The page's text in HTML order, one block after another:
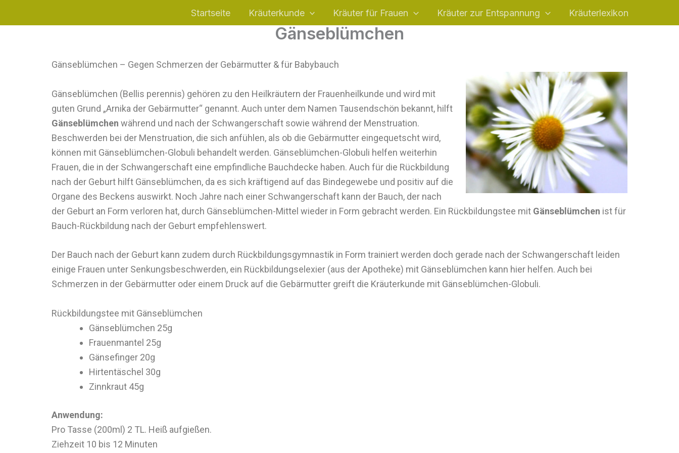
Startseite Kräuterkunde Kräuter für Frauen Kräuter zur Entspannung Kräuterlexikon
Gänseblümchen
Gänseblümchen – Gegen Schmerzen der Gebärmutter & für Babybauch
Gänseblümchen (Bellis perennis) gehören zu den Heilkräutern der Frauenheilkunde und wird mit
guten Grund „Arnika der Gebärmutter“ genannt. Auch unter dem Namen Tausendschön bekannt, hilft
Gänseblümchen während und nach der Schwangerschaft sowie während der Menstruation.
Beschwerden bei der Menstruation, die sich anfühlen, als ob die Gebärmutter eingequetscht wird,
können mit Gänseblümchen-Globuli behandelt werden. Gänseblümchen-Globuli helfen weiterhin
Frauen, die in der Schwangerschaft eine empfindliche Bauchdecke haben. Auch für die Rückbildung
nach der Geburt hilft Gänseblümchen, da es sich kräftigend auf das Bindegewebe und positiv auf die
Organe des Beckens auswirkt. Noch Jahre nach einer Schwangerschaft kann der Bauch, der nach
der Geburt an Form verloren hat, durch Gänseblümchen-Mittel wieder in Form gebracht werden. Ein Rückbildungstee mit Gänseblümchen ist für
Bauch-Rückbildung nach der Geburt empfehlenswert.
Der Bauch nach der Geburt kann zudem durch Rückbildungsgymnastik in Form trainiert werden doch gerade nach der Schwangerschaft leiden
einige Frauen unter Senkungsbeschwerden, ein Rückbildungselexier (aus der Apotheke) mit Gänseblümchen kann hier helfen. Auch bei
Schmerzen in der Gebärmutter oder einem Druck auf die Gebärmutter greift die Kräuterkunde mit Gänseblümchen-Globuli.
Rückbildungstee mit Gänseblümchen
Gänseblümchen 25g
Frauenmantel 25g
Gänsefinger 20g
Hirtentäschel 30g
Zinnkraut 45g
Anwendung:
Pro Tasse (200ml) 2 TL. Heiß aufgießen.
Ziehzeit 10 bis 12 Minuten